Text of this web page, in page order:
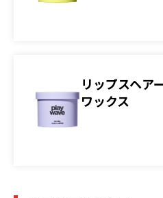
リップスヘア
ワックス